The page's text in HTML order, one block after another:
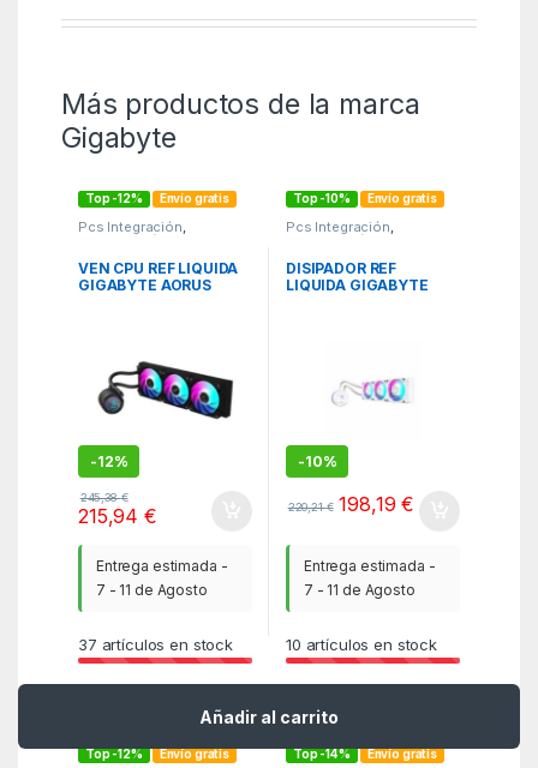
Añadir al carrito
Más productos de la marca
Gigabyte
Top -12% Envío gratis
Pcs Integración,
Refrigeración
VEN CPU REF LIQUIDA
GIGABYTE AORUS
-12%
245,38€
215,94€
Entrega estimada -
7 - 11 de Agosto
37 artículos en stock
Top -10% Envío gratis
Pcs Integración,
Refrigeración
DISIPADOR REF
LIQUIDA GIGABYTE
-10%
220,21€ 198,19€
Entrega estimada -
7 - 11 de Agosto
10 artículos en stock
Top -12% Envío gratis Top -14% Envío gratis